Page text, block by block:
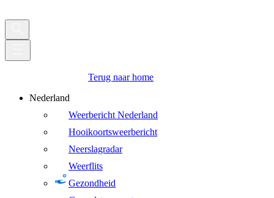
Terug naar home
Nederland
Weerbericht Nederland
Hooikoortsweerbericht
Neerslagradar
Weerflits
Gezondheid